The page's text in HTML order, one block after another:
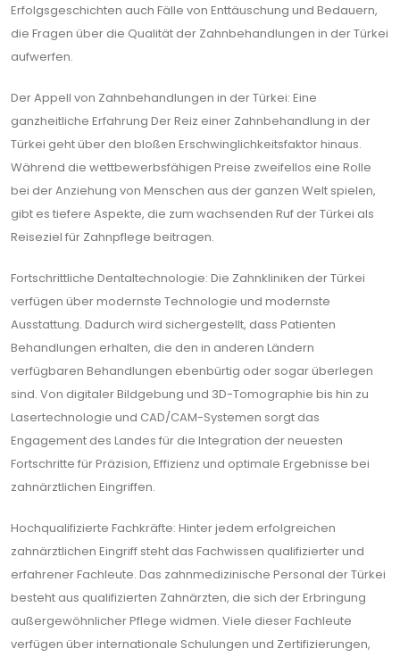
Erfolgsgeschichten auch Fälle von Enttäuschung und Bedauern,
die Fragen über die Qualität der Zahnbehandlungen in der Türkei
aufwerfen.
Der Appell von Zahnbehandlungen in der Türkei: Eine
ganzheitliche Erfahrung Der Reiz einer Zahnbehandlung in der
Türkei geht über den bloßen Erschwinglichkeitsfaktor hinaus.
Während die wettbewerbsfähigen Preise zweifellos eine Rolle
bei der Anziehung von Menschen aus der ganzen Welt spielen,
gibt es tiefere Aspekte, die zum wachsenden Ruf der Türkei als
Reiseziel für Zahnpflege beitragen.
Fortschrittliche Dentaltechnologie: Die Zahnkliniken der Türkei
verfügen über modernste Technologie und modernste
Ausstattung. Dadurch wird sichergestellt, dass Patienten
Behandlungen erhalten, die den in anderen Ländern
verfügbaren Behandlungen ebenbürtig oder sogar überlegen
sind. Von digitaler Bildgebung und 3D-Tomographie bis hin zu
Lasertechnologie und CAD/CAM-Systemen sorgt das
Engagement des Landes für die Integration der neuesten
Fortschritte für Präzision, Effizienz und optimale Ergebnisse bei
zahnärztlichen Eingriffen.
Hochqualifizierte Fachkräfte: Hinter jedem erfolgreichen
zahnärztlichen Eingriff steht das Fachwissen qualifizierter und
erfahrener Fachleute. Das zahnmedizinische Personal der Türkei
besteht aus qualifizierten Zahnärzten, die sich der Erbringung
außergewöhnlicher Pflege widmen. Viele dieser Fachleute
verfügen über internationale Schulungen und Zertifizierungen,